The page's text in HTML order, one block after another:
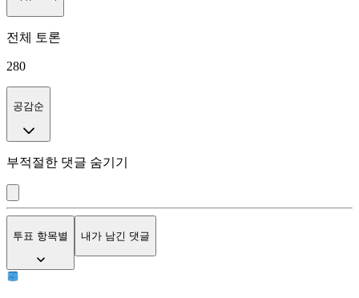
전체 토론
280
공감순
부적절한 댓글 숨기기
투표 항목별 내가 남긴 댓글